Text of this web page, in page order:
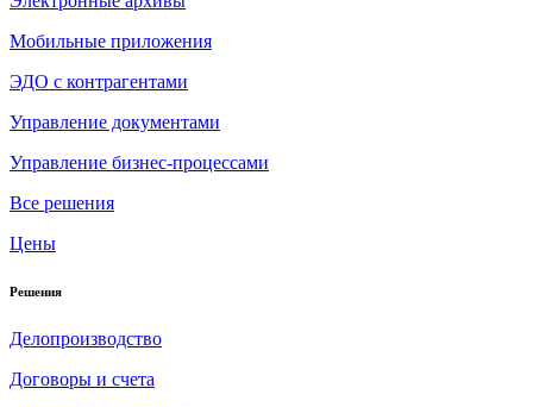
Мобильные приложения
ЭДО с контрагентами
Управление документами
Управление бизнес-процессами
Все решения
Цены
Решения
Делопроизводство
Договоры и счета